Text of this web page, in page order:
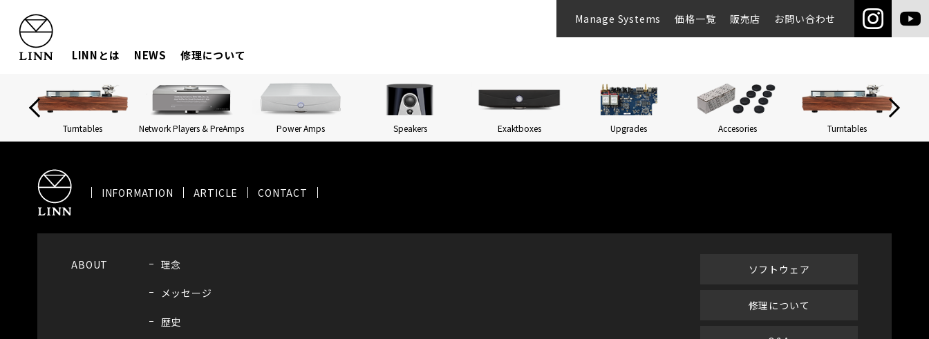
LINNとは NEWS 修理について
Manage Systems 価格一覧 販売店 お問い合わせ
Turntables Network Players & PreAmps Power Amps Speakers Exaktboxes Upgrades Accesories Turntables
INFORMATION ARTICLE CONTACT
ABOUT 理念
メッセージ
歴史
ソフトウェア
修理について